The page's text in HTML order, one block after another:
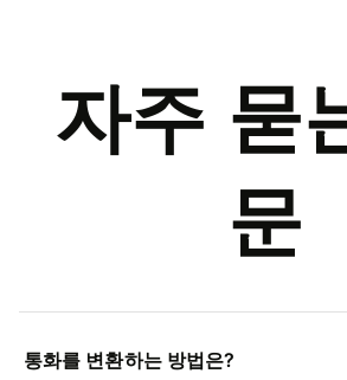
자주 묻
문
통화를 변환하는 방법은?